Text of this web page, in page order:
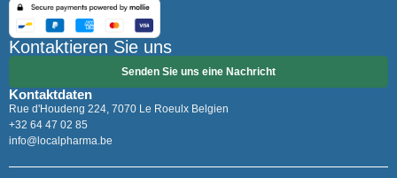
Kontaktieren Sie uns
Senden Sie uns eine Nachricht
Kontaktdaten
Rue d'Houdeng 224, 7070 Le Roeulx Belgien
+32 64 47 02 85
info@localpharma.be